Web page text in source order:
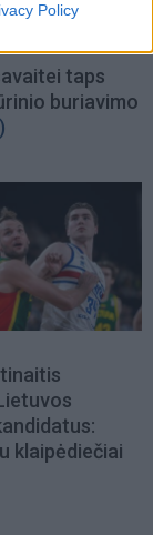
Policy
taps
buriavimo
klaipėdiečiai